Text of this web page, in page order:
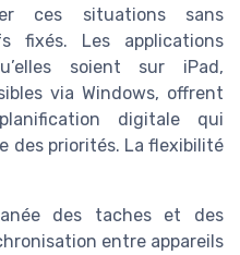
ces situations sans
fixés. Les applications
soient sur iPad,
via Windows, offrent
digitale qui
des priorités. La flexibilité
des taches et des
entre appareils